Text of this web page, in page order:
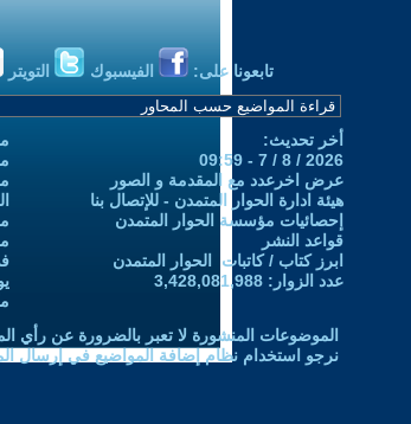
تابعونا على: الفيسبوك التويتر
أخر تحديث:
2026 / 8 / 7 - 09:59
عرض اخرعدد مع المقدمة و الصور
هيئة ادارة الحوار المتمدن - للإتصال بنا
إحصائيات مؤسسة الحوار المتمدن
قواعد النشر
ابرز كتاب / كاتبات الحوار المتمدن
عدد الزوار: 3,428,081,988
الموضوعات المنشورة لا تعبر بالضرورة عن رأي
نرجو استخدام نظام إضافة المواضيع في إرسال